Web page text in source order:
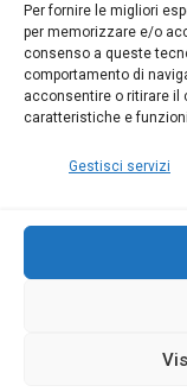
Per fornire le migliori
per memorizzare e/o
consenso a queste
comportamento di
acconsentire o ritirare il
caratteristiche e
Gestisci servizi
Blumaticasu
Coordinatore
Sicurezza: cosa
richiesto per
e
Copyright